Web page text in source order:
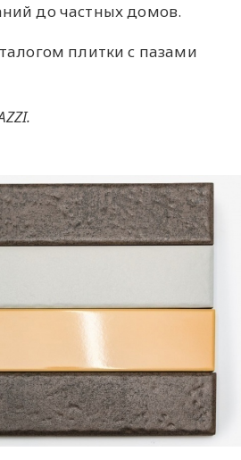
до частных домов.
плитки с пазами